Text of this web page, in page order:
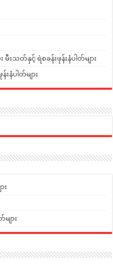
းသတ်နှင့် ရဲစခန်းဖုန်းနံပါတ်များ
ပါတ်များ
း
ျား